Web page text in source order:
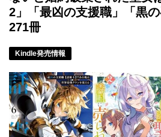
2」「最凶の支援職」「黒
271冊
Kindle発売情報